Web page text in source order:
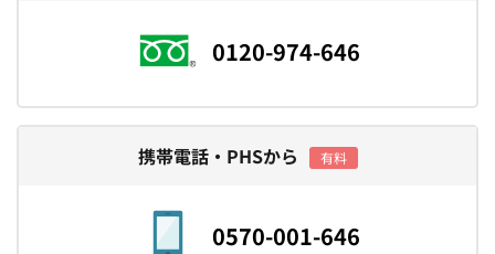
0120-974-646
携帯電話・PHSから 有料
0570-001-646